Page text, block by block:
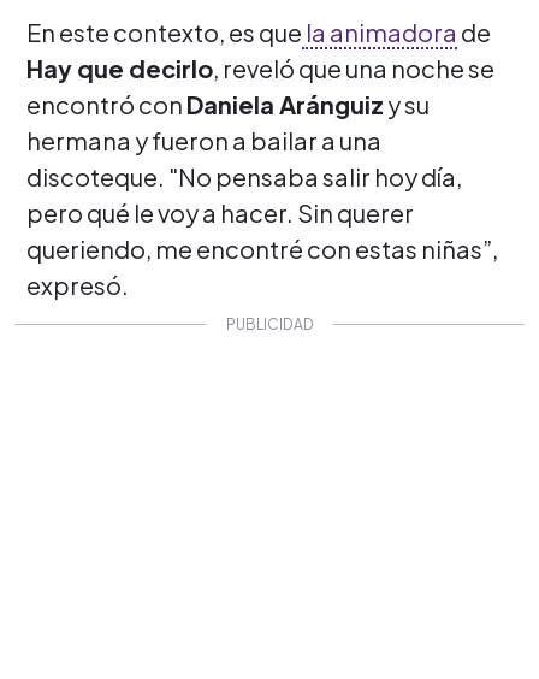
En este contexto, es que la animadora de
Hay que decirlo, reveló que una noche se
encontró con Daniela Aránguiz y su
hermana y fueron a bailar a una
discoteque. "No pensaba salir hoy día,
pero qué le voy a hacer. Sin querer
queriendo, me encontré con estas niñas”,
expresó.